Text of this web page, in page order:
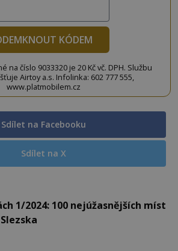
KÓDEM
na číslo 9033320 je 20 Kč vč. DPH. Službu
Airtoy a.s. Infolinka: 602 777 555,
www.platmobilem.cz
Sdílet na Facebooku
Sdílet na X
1/2024: 100 nejúžasnějších míst